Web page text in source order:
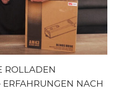
ROLLADEN
ERFAHRUNGEN NACH